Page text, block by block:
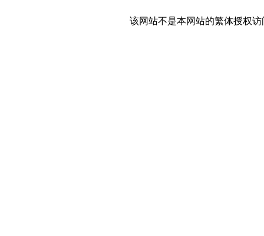
该网站不是本网站的繁体授权